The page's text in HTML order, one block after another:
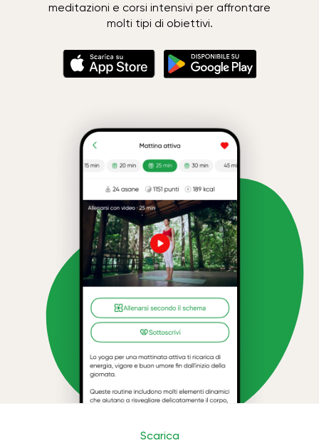
meditazioni e corsi intensivi per affrontare
molti tipi di obiettivi.
Scarica